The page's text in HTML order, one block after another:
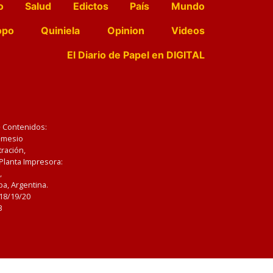
Salud Edictos País
Mundo
Quiniela Opinion
Videos
El Diario de Papel en DIGITAL
Impresora:
Argentina.
19/20